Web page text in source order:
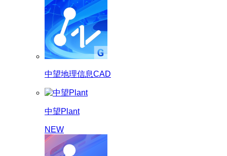
中望地理信息CAD
中望Plant
NEW